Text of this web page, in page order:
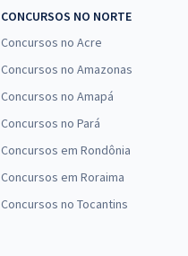
CONCURSOS NO NORTE
Concursos no Acre
Concursos no Amazonas
Concursos no Amapá
Concursos no Pará
Concursos em Rondônia
Concursos em Roraima
Concursos no Tocantins